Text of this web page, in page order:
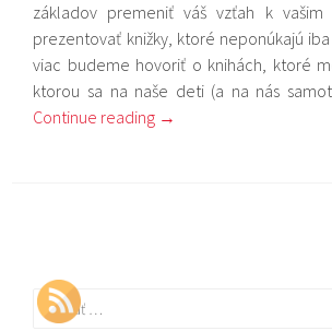
základov premeniť váš vzťah k vašim
prezentovať knižky, ktoré neponúkajú iba
viac budeme hovoriť o knihách, ktoré
ktorou sa na naše deti (a na nás
Continue reading →
Hľadať: